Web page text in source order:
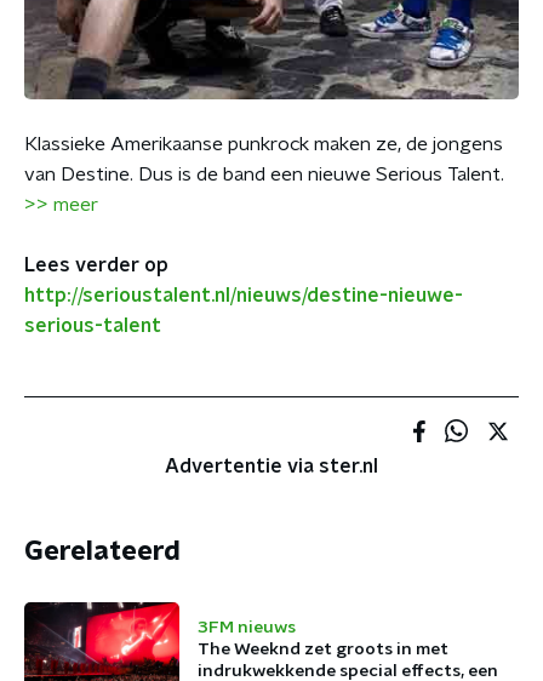
Klassieke Amerikaanse punkrock maken ze, de jongens
van Destine. Dus is de band een nieuwe Serious Talent.
>> meer
Lees verder op
http://serioustalent.nl/nieuws/destine-nieuwe-
serious-talent
Advertentie via ster.nl
Gerelateerd
3FM nieuws
The Weeknd zet groots in met
indrukwekkende special effects, een